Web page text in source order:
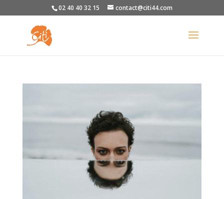
02 40 40 32 15 contact@citi44.com